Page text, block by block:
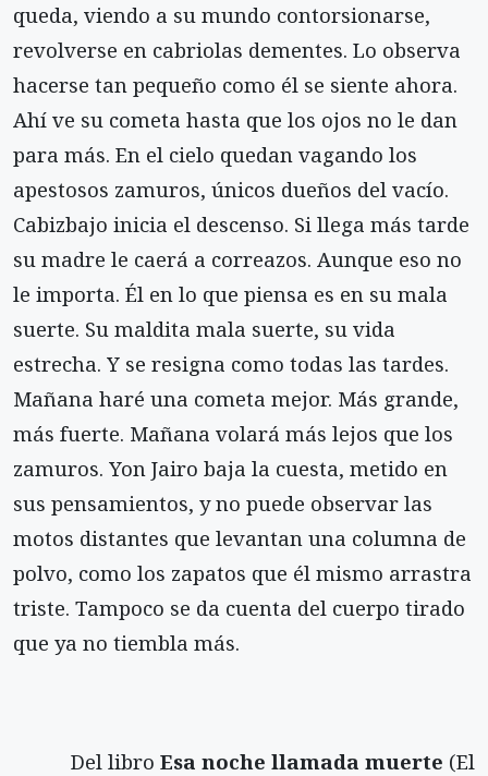
queda, viendo a su mundo contorsionarse,
revolverse en cabriolas dementes. Lo observa
hacerse tan pequeño como él se siente ahora.
Ahí ve su cometa hasta que los ojos no le dan
para más. En el cielo quedan vagando los
apestosos zamuros, únicos dueños del vacío.
Cabizbajo inicia el descenso. Si llega más tarde
su madre le caerá a correazos. Aunque eso no
le importa. Él en lo que piensa es en su mala
suerte. Su maldita mala suerte, su vida
estrecha. Y se resigna como todas las tardes.
Mañana haré una cometa mejor. Más grande,
más fuerte. Mañana volará más lejos que los
zamuros. Yon Jairo baja la cuesta, metido en
sus pensamientos, y no puede observar las
motos distantes que levantan una columna de
polvo, como los zapatos que él mismo arrastra
triste. Tampoco se da cuenta del cuerpo tirado
que ya no tiembla más.
Del libro Esa noche llamada muerte (El